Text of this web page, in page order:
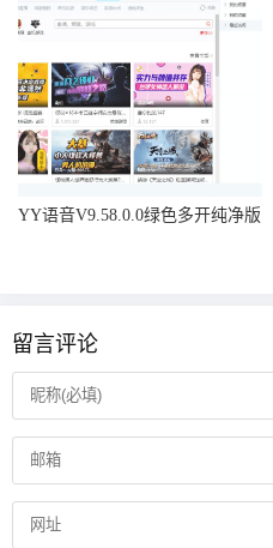
YY语音V9.58.0.0绿色多开纯净版
留言评论